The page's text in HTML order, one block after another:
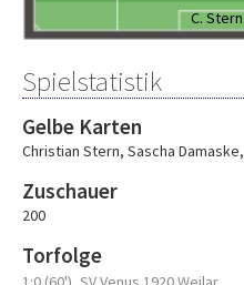
C. Stern
Spielstatistik
Gelbe Karten
Christian Stern, Sascha Damaske,
Zuschauer
200
Torfolge